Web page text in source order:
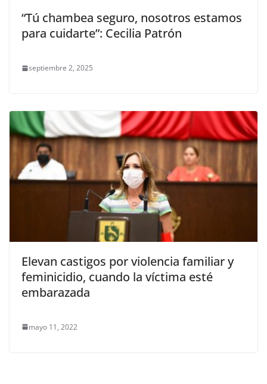
“Tú chambea seguro, nosotros estamos
para cuidarte”: Cecilia Patrón
septiembre 2, 2025
Elevan castigos por violencia familiar y
feminicidio, cuando la víctima esté
embarazada
mayo 11, 2022